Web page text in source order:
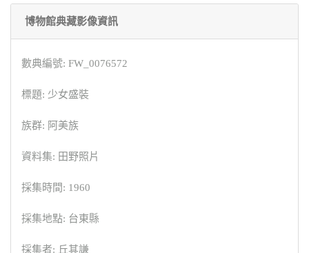
博物館典藏影像資訊
數典編號: FW_0076572
標題: 少女盛裝
族群: 阿美族
資料集: 田野照片
採集時間: 1960
採集地點: 台東縣
採集者: 丘其謙